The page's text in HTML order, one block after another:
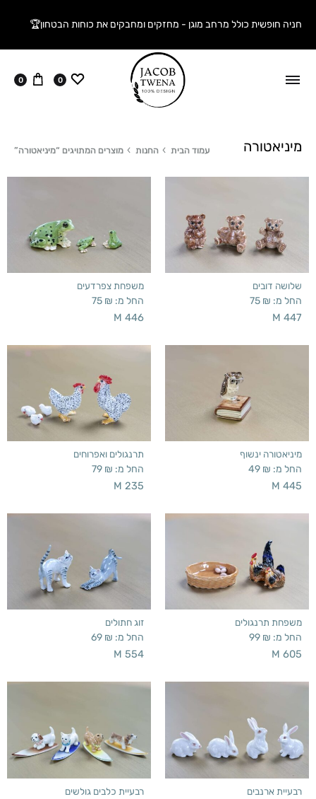
חניה חופשית כולל מרחב מוגן - מחזקים ומחבקים את כוחות הבטחון🏆
ווישליסט
0 עגלה
0
מיניאטורה עמוד הבית החנות מוצרים המתויגים “מיניאטורה”
שלושה דובים
החל מ: 75 ₪
M 447
משפחת צפרדעים
החל מ: 75 ₪
M 446
מיניאטורה ינשוף
החל מ: 49 ₪
M 445
תרנגולים ואפרוחים
החל מ: 79 ₪
M 235
משפחת תרנגולים
החל מ: 99 ₪
M 605
זוג חתולים
החל מ: 69 ₪
M 554
רבעיית ארנבים רבעיית כלבים גולשים